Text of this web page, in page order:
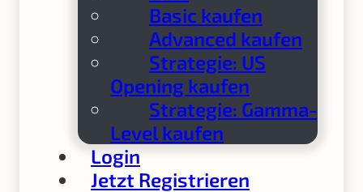
Basic kaufen
Advanced kaufen
Strategie: US
Opening kaufen
Strategie: Gamma-
Level kaufen
Login
Jetzt Registrieren